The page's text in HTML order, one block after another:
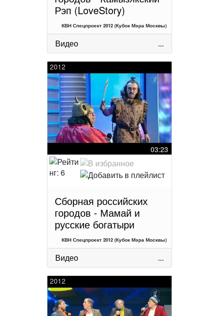
Рэп (LoveStory)
КВН Спецпроект 2012 (Кубок Мэра Москвы)
Видео ...
2012
03:23
Сборная российских
городов - Мамай и
русские богатыри
КВН Спецпроект 2012 (Кубок Мэра Москвы)
Видео ...
2012